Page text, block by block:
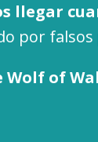
llegar
por
Wolf of